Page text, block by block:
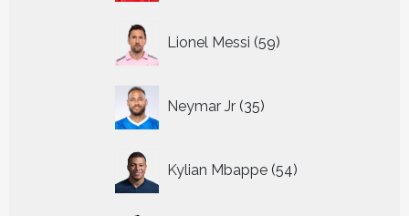
Lionel Messi 59
producten
Neymar Jr 35
producten
Kylian Mbappe 54
producten